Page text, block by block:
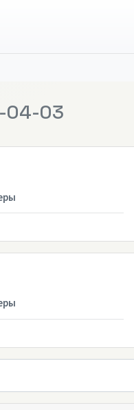
04-03